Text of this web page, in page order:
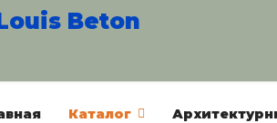
Каталог